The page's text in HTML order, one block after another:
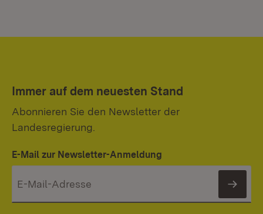
Immer auf dem neuesten Stand
Abonnieren Sie den Newsletter der
Landesregierung.
E-Mail zur Newsletter-Anmeldung